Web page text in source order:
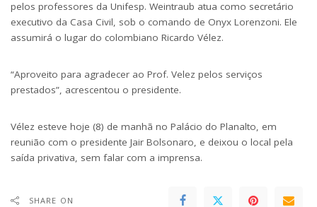
pelos professores da Unifesp. Weintraub atua como secretário
executivo da Casa Civil, sob o comando de Onyx Lorenzoni. Ele
assumirá o lugar do colombiano Ricardo Vélez.
“Aproveito para agradecer ao Prof. Velez pelos serviços
prestados”, acrescentou o presidente.
Vélez esteve hoje (8) de manhã no Palácio do Planalto, em
reunião com o presidente Jair Bolsonaro, e deixou o local pela
saída privativa, sem falar com a imprensa.
SHARE ON